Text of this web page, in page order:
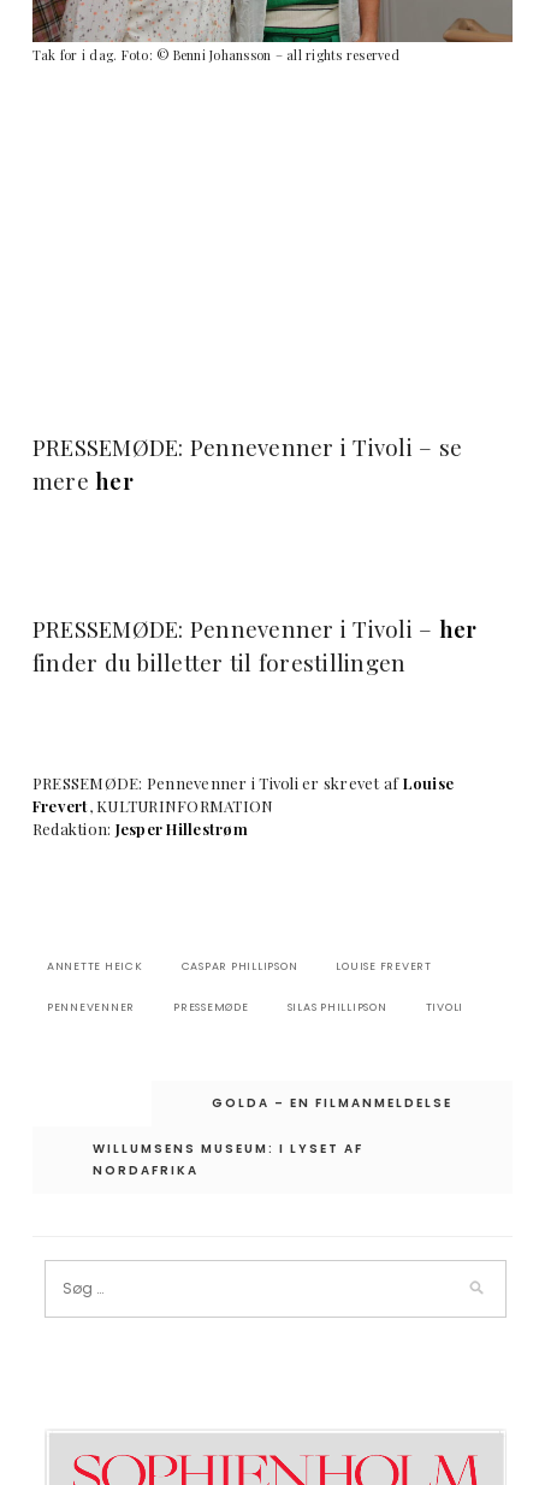
Tak for i dag. Foto: © Benni Johansson – all rights reserved
PRESSEMØDE: Pennevenner i Tivoli – se
mereher
PRESSEMØDE: Pennevenner i Tivoli – her
finder du billetter til forestillingen
PRESSEMØDE: Pennevenner i Tivoli er skrevet afLouise
Frevert, KULTURINFORMATION
Redaktion: Jesper Hillestrøm
ANNETTE HEICK CASPAR PHILLIPSON LOUISE FREVERT
PENNEVENNER PRESSEMØDE SILAS PHILLIPSON TIVOLI
IndlægsnavigationGOLDA – EN FILMANMELDELSE
WILLUMSENS MUSEUM: I LYSET AF
NORDAFRIKA